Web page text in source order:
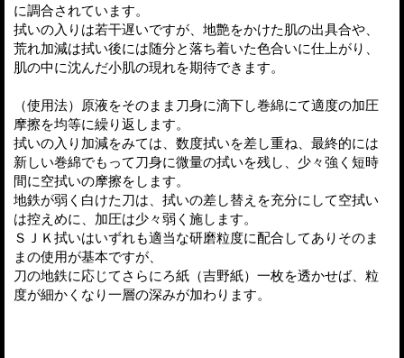
に調合されています。
拭いの入りは若干遅いですが、地艶をかけた肌の出具合や、
荒れ加減は拭い後には随分と落ち着いた色合いに仕上がり、
肌の中に沈んだ小肌の現れを期待できます。
（使用法）原液をそのまま刀身に滴下し巻綿にて適度の加圧
摩擦を均等に繰り返します。
拭いの入り加減をみては、数度拭いを差し重ね、最終的には
新しい巻綿でもって刀身に微量の拭いを残し、少々強く短時
間に空拭いの摩擦をします。
地鉄が弱く白けた刀は、拭いの差し替えを充分にして空拭い
は控えめに、加圧は少々弱く施します。
ＳＪＫ拭いはいずれも適当な研磨粒度に配合してありそのま
まの使用が基本ですが、
刀の地鉄に応じてさらにろ紙（吉野紙）一枚を透かせば、粒
度が細かくなり一層の深みが加わります。